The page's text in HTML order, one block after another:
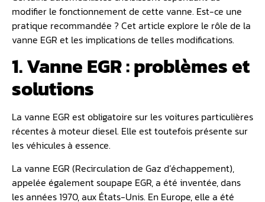
modifier le fonctionnement de cette vanne. Est-ce une
pratique recommandée ? Cet article explore le rôle de la
vanne EGR et les implications de telles modifications.
1. Vanne EGR : problèmes et
solutions
La vanne EGR est obligatoire sur les voitures particulières
récentes à moteur diesel. Elle est toutefois présente sur
les véhicules à essence.
La vanne EGR (Recirculation de Gaz d’échappement),
appelée également soupape EGR, a été inventée, dans
les années 1970, aux États-Unis. En Europe, elle a été